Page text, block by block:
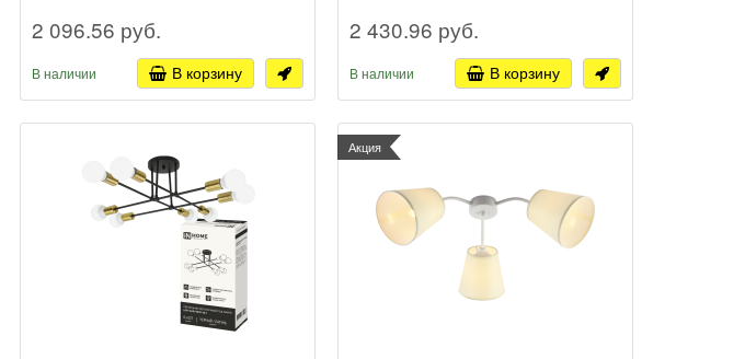
2 096.56 руб.
В наличии В корзину
2 430.96 руб.
В наличии В корзину
Акция